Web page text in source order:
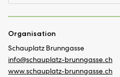
Organisation
Schauplatz Brunngasse
info@schauplatz-brunngasse.ch
www.schauplatz-brunngasse.ch